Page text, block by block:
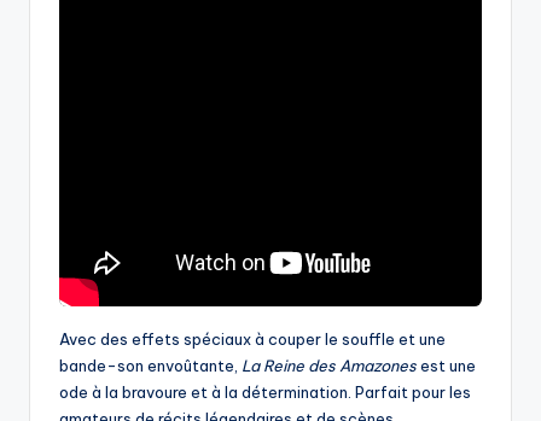
Avec des effets spéciaux à couper le souffle et une
bande-son envoûtante, La Reine des Amazonesest une
ode à la bravoure et à la détermination. Parfait pour les